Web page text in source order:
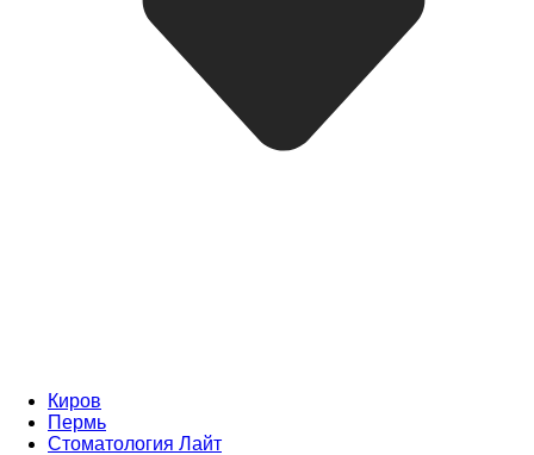
Киров
Пермь
Стоматология Лайт